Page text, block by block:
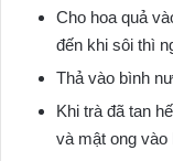
Cho hoa quả
đến khi sôi thì
Thả vào bình
Khi trà đã tan
và mật ong vào